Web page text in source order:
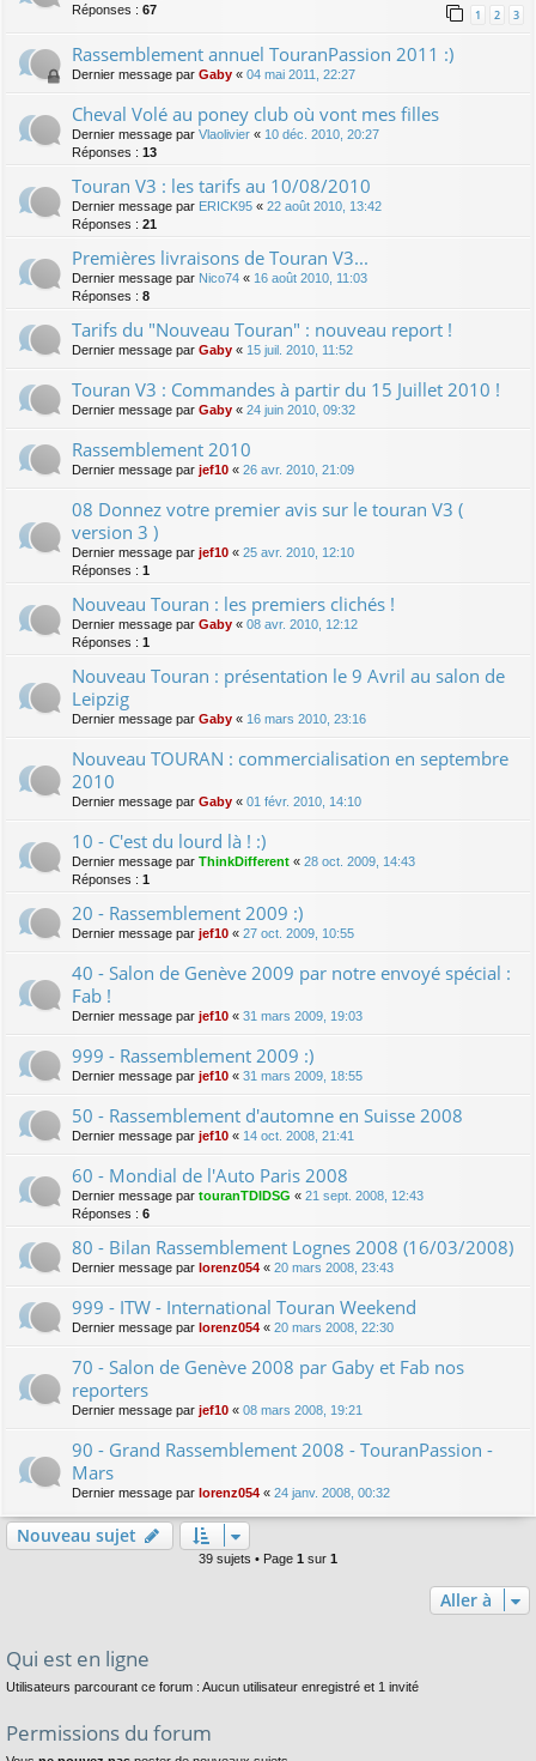
Réponses : 67 1 2 3
Rassemblement annuel TouranPassion 2011 :)
Dernier message par Gaby « 04 mai 2011, 22:27
Cheval Volé au poney club où vont mes filles
Dernier message par Vlaolivier « 10 déc. 2010, 20:27
Réponses : 13
Touran V3 : les tarifs au 10/08/2010
Dernier message par ERICK95 « 22 août 2010, 13:42
Réponses : 21
Premières livraisons de Touran V3...
Dernier message par Nico74 « 16 août 2010, 11:03
Réponses : 8
Tarifs du "Nouveau Touran" : nouveau report !
Dernier message par Gaby « 15 juil. 2010, 11:52
Touran V3 : Commandes à partir du 15 Juillet 2010 !
Dernier message par Gaby « 24 juin 2010, 09:32
Rassemblement 2010
Dernier message par jef10 « 26 avr. 2010, 21:09
08 Donnez votre premier avis sur le touran V3 (
version 3 )
Dernier message par jef10 « 25 avr. 2010, 12:10
Réponses : 1
Nouveau Touran : les premiers clichés !
Dernier message par Gaby « 08 avr. 2010, 12:12
Réponses : 1
Nouveau Touran : présentation le 9 Avril au salon de
Leipzig
Dernier message par Gaby « 16 mars 2010, 23:16
Nouveau TOURAN : commercialisation en septembre
2010
Dernier message par Gaby « 01 févr. 2010, 14:10
10 - C'est du lourd là ! :)
Dernier message par ThinkDifferent « 28 oct. 2009, 14:43
Réponses : 1
20 - Rassemblement 2009 :)
Dernier message par jef10 « 27 oct. 2009, 10:55
40 - Salon de Genève 2009 par notre envoyé spécial :
Fab !
Dernier message par jef10 « 31 mars 2009, 19:03
999 - Rassemblement 2009 :)
Dernier message par jef10 « 31 mars 2009, 18:55
50 - Rassemblement d'automne en Suisse 2008
Dernier message par jef10 « 14 oct. 2008, 21:41
60 - Mondial de l'Auto Paris 2008
Dernier message par touranTDIDSG « 21 sept. 2008, 12:43
Réponses : 6
80 - Bilan Rassemblement Lognes 2008 (16/03/2008)
Dernier message par lorenz054 « 20 mars 2008, 23:43
999 - ITW - International Touran Weekend
Dernier message par lorenz054 « 20 mars 2008, 22:30
70 - Salon de Genève 2008 par Gaby et Fab nos
reporters
Dernier message par jef10 « 08 mars 2008, 19:21
90 - Grand Rassemblement 2008 - TouranPassion -
Mars
Dernier message par lorenz054 « 24 janv. 2008, 00:32
Nouveau sujet
39 sujets • Page 1 sur 1
Aller à
Qui est en ligne
Utilisateurs parcourant ce forum : Aucun utilisateur enregistré et 1 invité
Permissions du forum